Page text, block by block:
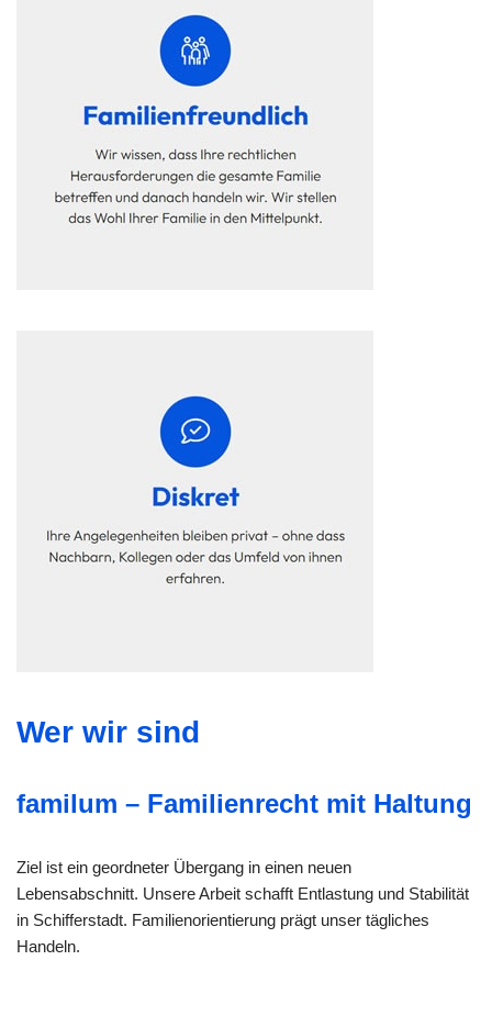
Wer wir sind
familum – Familienrecht mit Haltung
Ziel ist ein geordneter Übergang in einen neuen
Lebensabschnitt. Unsere Arbeit schafft Entlastung und Stabilität
in Schifferstadt. Familienorientierung prägt unser tägliches
Handeln.